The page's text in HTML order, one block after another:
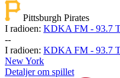
Pittsburgh Pirates
I radioen: KDKA FM - 93.7
--
I radioen: KDKA FM - 93.7
New York
Detaljer om spillet